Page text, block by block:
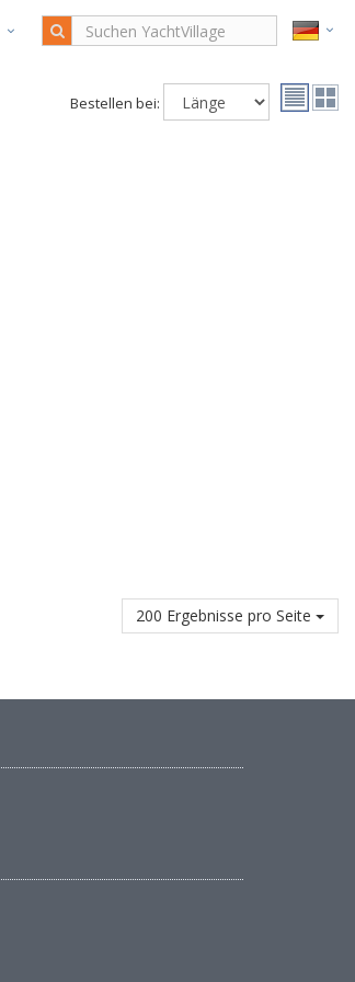
Bestellen bei:
200 Ergebnisse pro Seite